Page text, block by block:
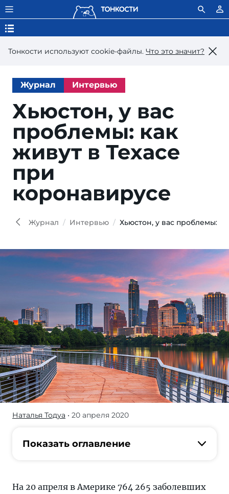
Тонкости используют сookie-файлы. Что это значит?
Журнал Интервью
Хьюстон, у вас
проблемы: как
живут в Техасе
при
коронавирусе
Журнал Интервью Хьюстон, у вас проблемы:
Русские
Хьюстона
Наталья Тодуа • 20 апреля 2020
Показать оглавление
На 20 апреля в Америке 764 265 заболевших